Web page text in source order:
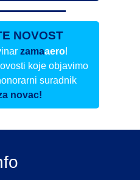
NOVOST
zamaaero!
koje objavimo
suradnik
novac!